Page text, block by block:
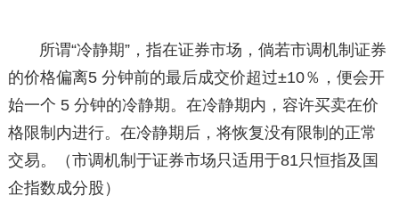
所谓“冷静期”，指在证券市场，倘若市调机制证券
的价格偏离5 分钟前的最后成交价超过±10％，便会开
始一个 5 分钟的冷静期。在冷静期内，容许买卖在价
格限制内进行。在冷静期后，将恢复没有限制的正常
交易。（市调机制于证券市场只适用于81只恒指及国
企指数成分股）